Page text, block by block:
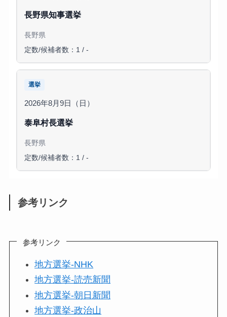
長野県知事選挙
長野県
定数/候補者数：1 / -
選挙
2026年8月9日（日）
泰阜村長選挙
長野県
定数/候補者数：1 / -
参考リンク
参考リンク
地方選挙-NHK
地方選挙-読売新聞
地方選挙-朝日新聞
地方選挙-政治山